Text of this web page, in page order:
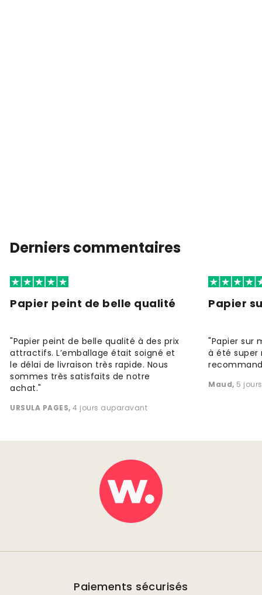
Derniers commentaires
Papier peint de belle qualité
"Papier peint de belle qualité à des prix
attractifs. L’emballage était soigné et
le délai de livraison très rapide. Nous
sommes très satisfaits de notre
achat."
URSULA PAGES, 4 jours auparavant
Papier
"Papier sur
à été super
Maud, 5
Paiements sécurisés